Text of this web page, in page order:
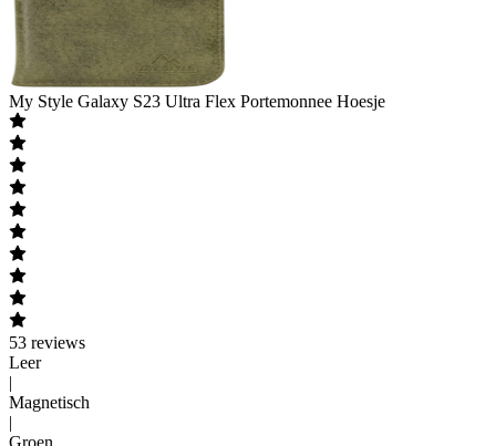
My Style Galaxy S23 Ultra Flex Portemonnee Hoesje
53 reviews
Leer
|
Magnetisch
|
Groen